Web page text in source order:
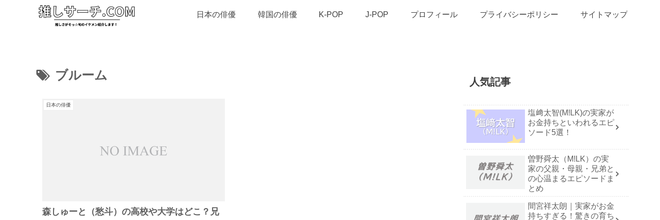
日本の俳優 韓国の俳優 K-POP J-POP プロフィール プライバシーポリシー サイトマップ
ブルーム
日本の俳優
森しゅーと（愁斗）の高校や大学はどこ？兄
人気記事
塩﨑太智(M!LK)の実家が
お金持ちといわれるエピ
ソード5選！
曽野舜太（M!LK）の実
家の父親・母親・兄弟と
の心温まるエピソードま
とめ
間宮祥太朗｜実家がお金
持ちすぎる！驚きの育ち